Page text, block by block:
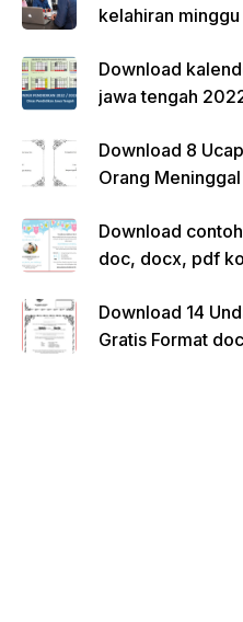
kelahiran
Download
jawa tengah
Download 8
Orang
Download
doc, docx, pdf
Download 14
Gratis Format